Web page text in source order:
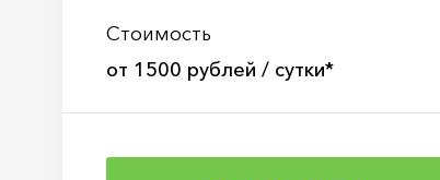
Стоимость
от 1500 рублей / сутки*